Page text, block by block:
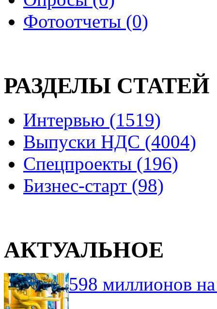
Фотоотчеты (0)
РАЗДЕЛЫ СТАТЕЙ
Интервью (1519)
Выпуски НДС (4004)
Спецпроекты (196)
Бизнес-старт (98)
АКТУАЛЬНОЕ
598 миллионов